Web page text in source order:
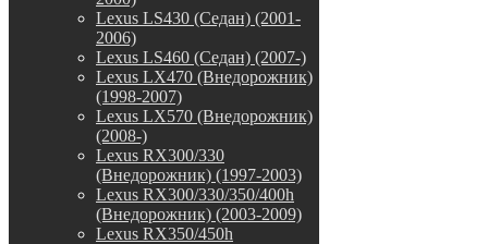
Lexus LS430 (Седан) (2001-
2006)
Lexus LS460 (Седан) (2007-)
Lexus LX470 (Внедорожник)
(1998-2007)
Lexus LX570 (Внедорожник)
(2008-)
Lexus RX300/330
(Внедорожник) (1997-2003)
Lexus RX300/330/350/400h
(Внедорожник) (2003-2009)
Lexus RX350/450h